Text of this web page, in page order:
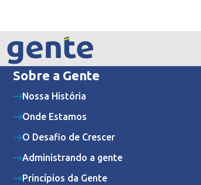
Sobre a Gente
Nossa História
Onde Estamos
O Desafio de Crescer
Administrando a gente
Princípios da Gente